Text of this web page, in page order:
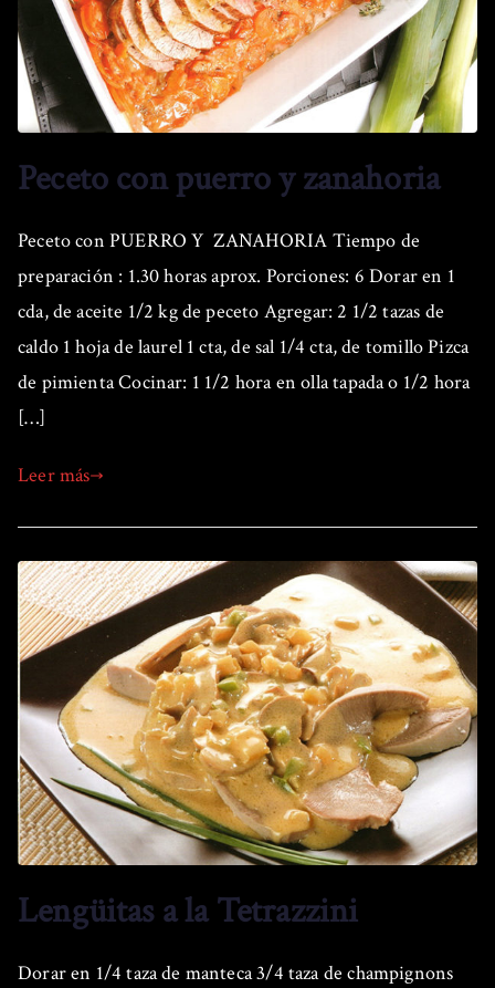
Peceto con puerro y zanahoria
Peceto con PUERRO Y ZANAHORIA Tiempo de
preparación : 1.30 horas aprox. Porciones: 6 Dorar en 1
cda, de aceite 1/2 kg de peceto Agregar: 2 1/2 tazas de
caldo 1 hoja de laurel 1 cta, de sal 1/4 cta, de tomillo Pizca
de pimienta Cocinar: 1 1/2 hora en olla tapada o 1/2 hora
[…]
Leer más
Lengüitas a la Tetrazzini
Dorar en 1/4 taza de manteca 3/4 taza de champignons